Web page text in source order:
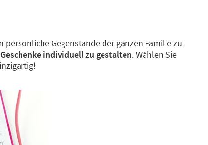
Gegenstände der ganzen Familie zu
individuell zu gestalten. Wählen Sie